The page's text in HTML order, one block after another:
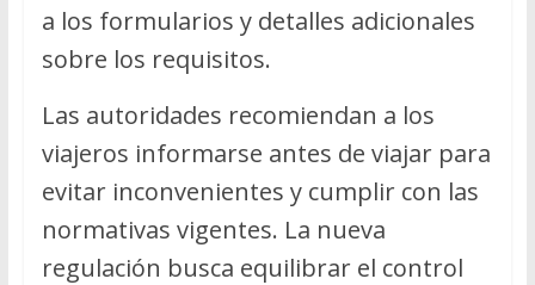
a los formularios y detalles adicionales
sobre los requisitos.
Las autoridades recomiendan a los
viajeros informarse antes de viajar para
evitar inconvenientes y cumplir con las
normativas vigentes. La nueva
regulación busca equilibrar el control